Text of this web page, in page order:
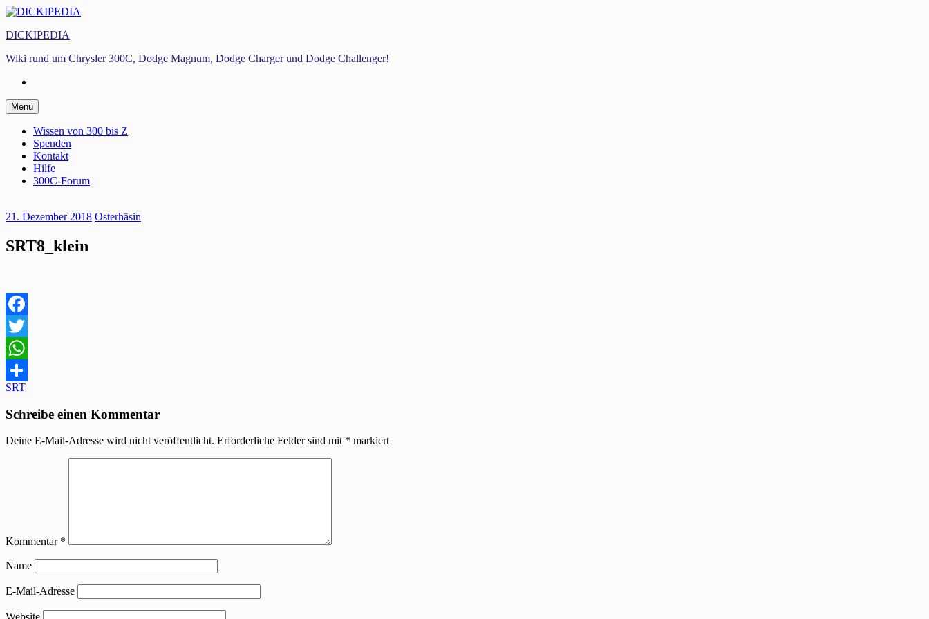
Zum
springen
DICKIPEDIA
Wiki rund um Chrysler 300C, Dodge Magnum, Dodge Charger und Dodge Challenger!
Menü Zum
Inhalt
springen
Wissen von 300 bis Z
Spenden
Kontakt
Hilfe
300C-Forum
21. Dezember 2018 Osterhäsin
SRT8_klein
Facebook
Twitter
WhatsApp
Teilen
Beitragsnavigation
SRT
Schreibe einen Kommentar
Deine E-Mail-Adresse wird nicht veröffentlicht. Erforderliche Felder sind mit * markiert
Kommentar *
Name
E-Mail-Adresse